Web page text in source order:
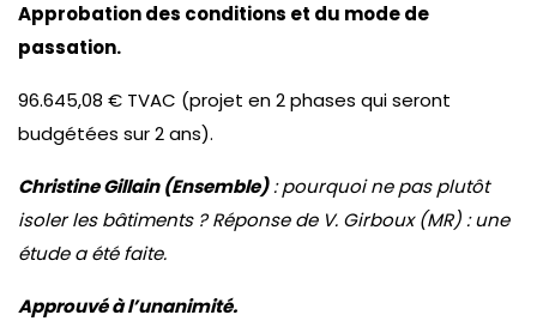
Approbation des conditions et du mode de
passation.
96.645,08 € TVAC (projet en 2 phases qui seront
budgétées sur 2 ans).
Christine Gillain (Ensemble): pourquoi ne pas plutôt
isoler les bâtiments ? Réponse de V. Girboux (MR) : une
étude a été faite.
Approuvé à l’unanimité.